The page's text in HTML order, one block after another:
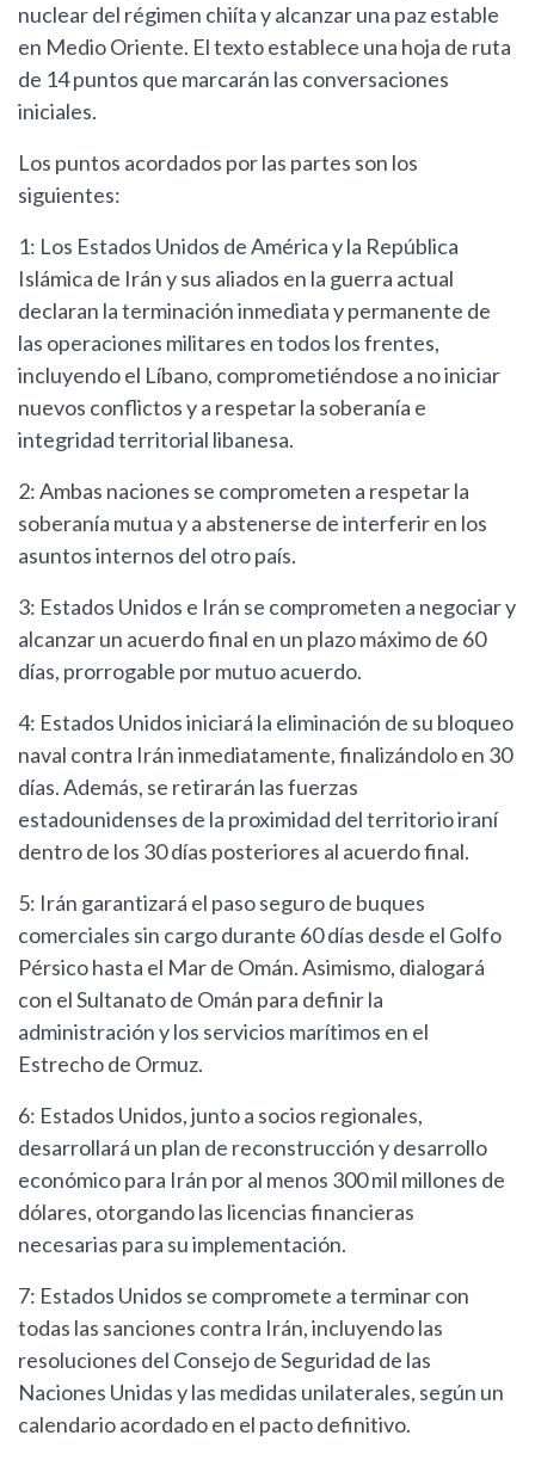
nuclear del régimen chiíta y alcanzar una paz estable
en Medio Oriente. El texto establece una hoja de ruta
de 14 puntos que marcarán las conversaciones
iniciales.
Los puntos acordados por las partes son los
siguientes:
1: Los Estados Unidos de América y la República
Islámica de Irán y sus aliados en la guerra actual
declaran la terminación inmediata y permanente de
las operaciones militares en todos los frentes,
incluyendo el Líbano, comprometiéndose a no iniciar
nuevos conflictos y a respetar la soberanía e
integridad territorial libanesa.
2: Ambas naciones se comprometen a respetar la
soberanía mutua y a abstenerse de interferir en los
asuntos internos del otro país.
3: Estados Unidos e Irán se comprometen a negociar y
alcanzar un acuerdo final en un plazo máximo de 60
días, prorrogable por mutuo acuerdo.
4: Estados Unidos iniciará la eliminación de su bloqueo
naval contra Irán inmediatamente, finalizándolo en 30
días. Además, se retirarán las fuerzas
estadounidenses de la proximidad del territorio iraní
dentro de los 30 días posteriores al acuerdo final.
5: Irán garantizará el paso seguro de buques
comerciales sin cargo durante 60 días desde el Golfo
Pérsico hasta el Mar de Omán. Asimismo, dialogará
con el Sultanato de Omán para definir la
administración y los servicios marítimos en el
Estrecho de Ormuz.
6: Estados Unidos, junto a socios regionales,
desarrollará un plan de reconstrucción y desarrollo
económico para Irán por al menos 300 mil millones de
dólares, otorgando las licencias financieras
necesarias para su implementación.
7: Estados Unidos se compromete a terminar con
todas las sanciones contra Irán, incluyendo las
resoluciones del Consejo de Seguridad de las
Naciones Unidas y las medidas unilaterales, según un
calendario acordado en el pacto definitivo.